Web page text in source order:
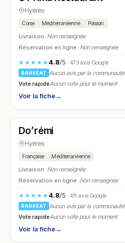
Hyères
Corse Méditerranéenne Poisson
Livraison :Non renseignée
Réservation en ligne :Non renseignée
★★★★★4.8/5· 473 avis Google
RANKEAT
Aucun avis par la communauté
Vote rapideAucun vote pour le moment
Voir la fiche→
N° 11
Do’rémi
Hyères
Française Méditerranéenne
Livraison :Non renseignée
Réservation en ligne :Non renseignée
★★★★★4.8/5· 411 avis Google
RANKEAT
Aucun avis par la communauté
Vote rapideAucun vote pour le moment
Voir la fiche→